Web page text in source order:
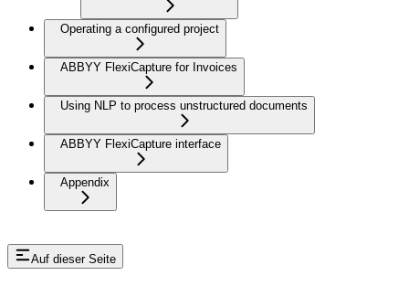
Operating a configured project
ABBYY FlexiCapture for Invoices
Using NLP to process unstructured documents
ABBYY FlexiCapture interface
Appendix
Auf dieser Seite